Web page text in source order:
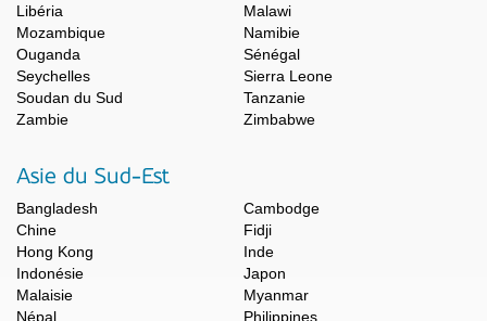
Libéria
Malawi
Mozambique
Namibie
Ouganda
Sénégal
Seychelles
Sierra Leone
Soudan du Sud
Tanzanie
Zambie
Zimbabwe
Asie du Sud-Est
Bangladesh
Cambodge
Chine
Fidji
Hong Kong
Inde
Indonésie
Japon
Malaisie
Myanmar
Népal
Philippines